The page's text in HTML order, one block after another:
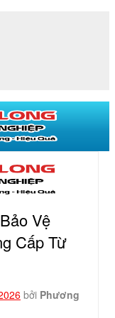
Vệ
Cấp Từ
bởi Phương